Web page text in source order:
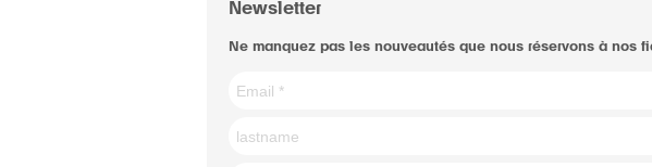
Newsletter
Ne manquez pas les nouveautés que nous réservons à nos